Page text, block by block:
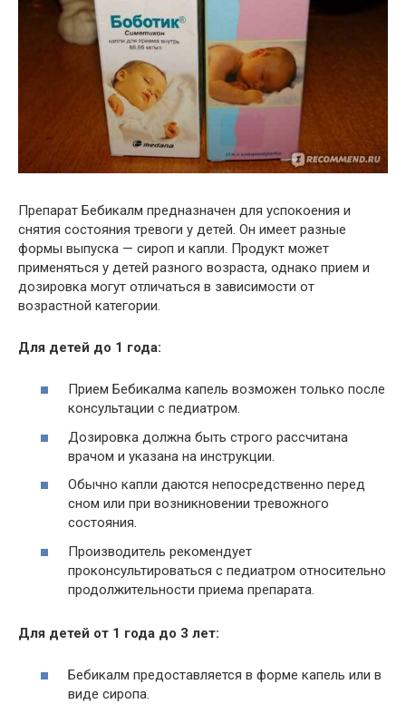
Препарат Бебикалм предназначен для успокоения и
снятия состояния тревоги у детей. Он имеет разные
формы выпуска — сироп и капли. Продукт может
применяться у детей разного возраста, однако прием и
дозировка могут отличаться в зависимости от
возрастной категории.
Для детей до 1 года:
Прием Бебикалма капель возможен только после
консультации с педиатром.
Дозировка должна быть строго рассчитана
врачом и указана на инструкции.
Обычно капли даются непосредственно перед
сном или при возникновении тревожного
состояния.
Производитель рекомендует
проконсультироваться с педиатром относительно
продолжительности приема препарата.
Для детей от 1 года до 3 лет:
Бебикалм предоставляется в форме капель или в
виде сиропа.